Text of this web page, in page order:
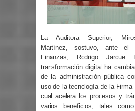
La Auditora Superior,
Martínez, sostuvo, ante el
Finanzas, Rodrigo
transformación digital ha
de la administración pública
uso de la tecnología de la Firma
cual acelera los procesos y
varios beneficios, tales